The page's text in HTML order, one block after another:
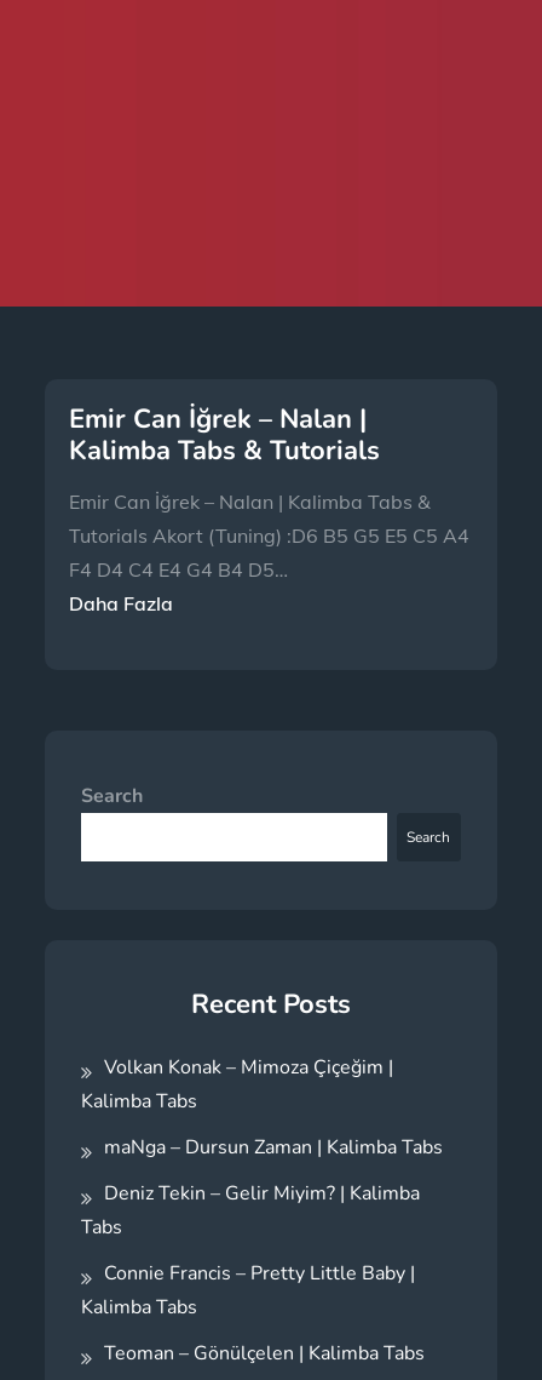
Emir Can İğrek – Nalan |
Kalimba Tabs & Tutorials
Emir Can İğrek – Nalan | Kalimba Tabs &
Tutorials Akort (Tuning) :D6 B5 G5 E5 C5 A4
F4 D4 C4 E4 G4 B4 D5…
Daha Fazla
Search
Search
Recent Posts
Volkan Konak – Mimoza Çiçeğim |
Kalimba Tabs
maNga – Dursun Zaman | Kalimba Tabs
Deniz Tekin – Gelir Miyim? | Kalimba
Tabs
Connie Francis – Pretty Little Baby |
Kalimba Tabs
Teoman – Gönülçelen | Kalimba Tabs